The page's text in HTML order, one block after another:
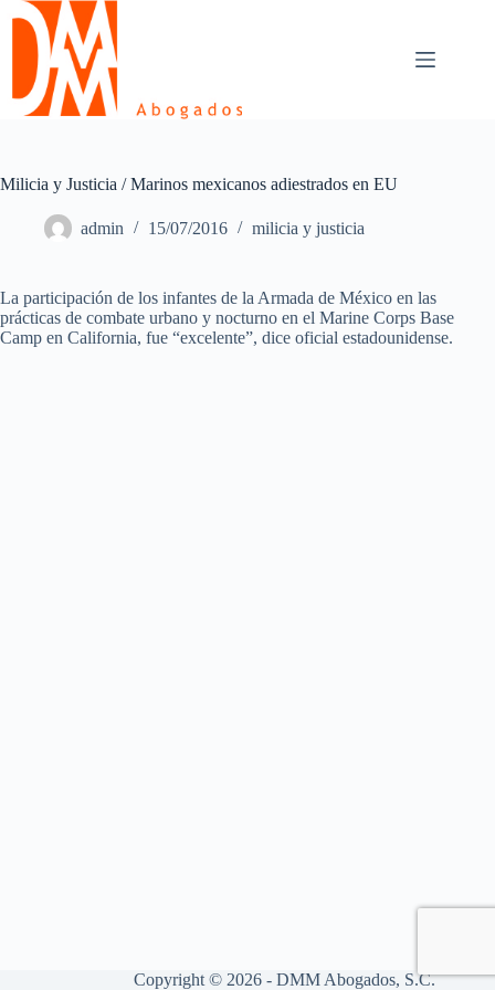
Skip
content
Milicia y Justicia / Marinos mexicanos adiestrados en EU
admin 15/07/2016 milicia y justicia
La participación de los infantes de la Armada de México en las
prácticas de combate urbano y nocturno en el Marine Corps Base
Camp en California, fue “excelente”, dice oficial estadounidense.
Copyright © 2026 - DMM Abogados, S.C.